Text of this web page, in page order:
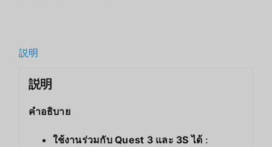
説明
説明
คำอธิบาย
ใช้งานร่วมกับ Quest 3 และ 3S ได้ :